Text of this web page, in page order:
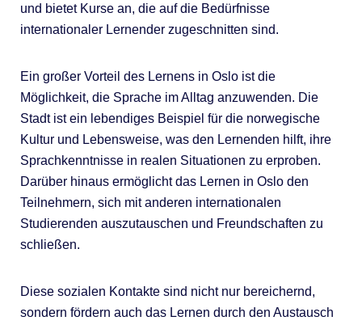
und bietet Kurse an, die auf die Bedürfnisse
internationaler Lernender zugeschnitten sind.
Ein großer Vorteil des Lernens in Oslo ist die
Möglichkeit, die Sprache im Alltag anzuwenden. Die
Stadt ist ein lebendiges Beispiel für die norwegische
Kultur und Lebensweise, was den Lernenden hilft, ihre
Sprachkenntnisse in realen Situationen zu erproben.
Darüber hinaus ermöglicht das Lernen in Oslo den
Teilnehmern, sich mit anderen internationalen
Studierenden auszutauschen und Freundschaften zu
schließen.
Diese sozialen Kontakte sind nicht nur bereichernd,
sondern fördern auch das Lernen durch den Austausch